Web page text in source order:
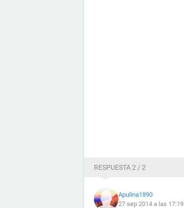
RESPUESTA 2 / 2
Apulina1890
27 sep 2014 a las 17:19